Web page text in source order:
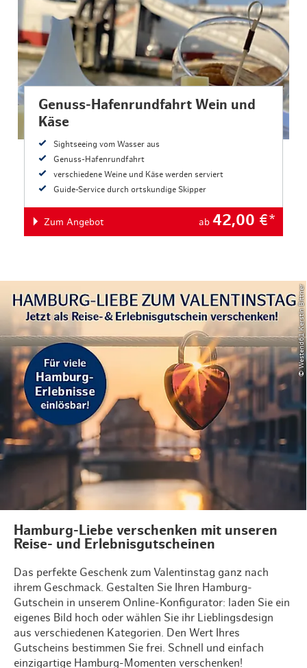
Genuss-Hafenrundfahrt Wein und
Käse
Sightseeing vom Wasser aus
Genuss-Hafenrundfahrt
verschiedene Weine und Käse werden serviert
Guide-Service durch ortskundige Skipper
Zum Angebot ab 42,00 €*
© Westend61 Kerstin Bittner
Hamburg-Liebe verschenken mit unseren
Reise- und Erlebnisgutscheinen
Das perfekte Geschenk zum Valentinstag ganz nach
ihrem Geschmack. Gestalten Sie Ihren Hamburg-
Gutschein in unserem Online-Konfigurator: laden Sie ein
eigenes Bild hoch oder wählen Sie ihr Lieblingsdesign
aus verschiedenen Kategorien. Den Wert Ihres
Gutscheins bestimmen Sie frei. Schnell und einfach
einzigartige Hamburg-Momenten verschenken!